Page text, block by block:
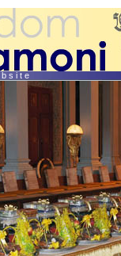
s i t e
គម្រប់ខួប ១០ឆ្នាំ
តចប់)